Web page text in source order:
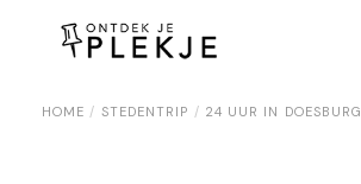
HOME STEDENTRIP 24 UUR IN DOESBURG